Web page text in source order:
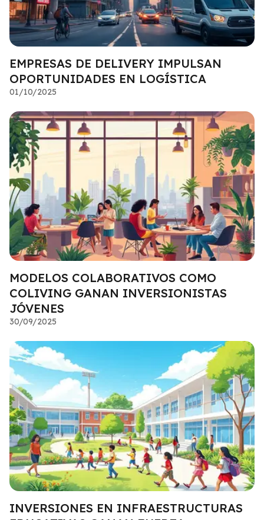
EMPRESAS DE DELIVERY IMPULSAN
OPORTUNIDADES EN LOGÍSTICA
01/10/2025
MODELOS COLABORATIVOS COMO
COLIVING GANAN INVERSIONISTAS
JÓVENES
30/09/2025
INVERSIONES EN INFRAESTRUCTURAS